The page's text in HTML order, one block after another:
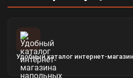
Удобный каталог интернет-